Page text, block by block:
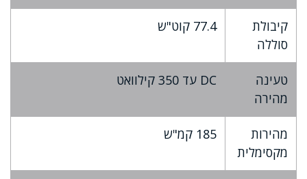
קיבולת
סוללה
77.4 קוט"ש
טעינה
מהירה
DC עד 350 קילוואט
מהירות
מקסימלית
185 קמ"ש